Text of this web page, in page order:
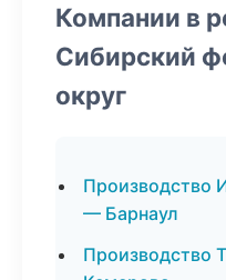
Компании в
Сибирский
округ
Производство
— Барнаул
Производство